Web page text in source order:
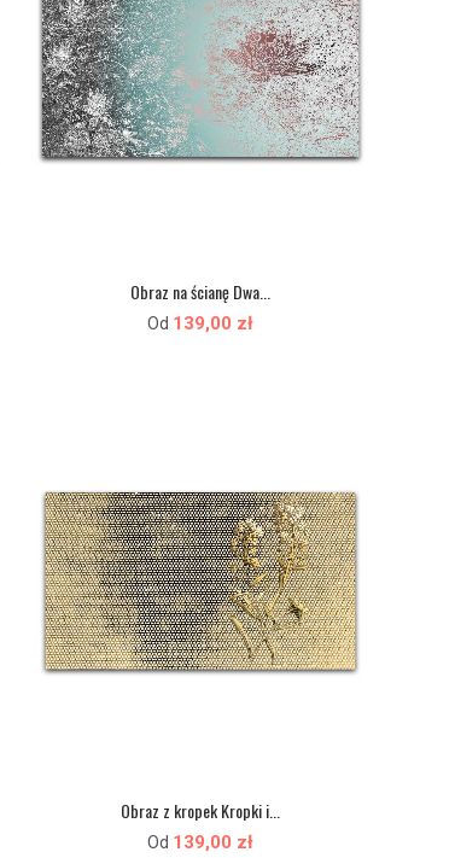
Obraz na ścianę Dwa...
Od 139,00 zł
Obraz z kropek Kropki i...
Od 139,00 zł